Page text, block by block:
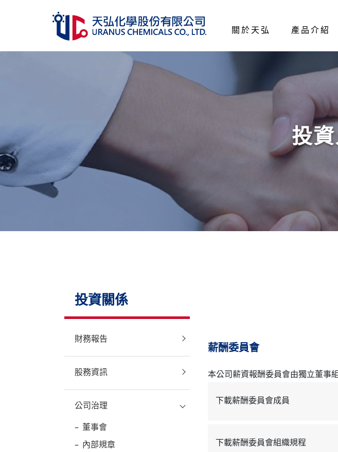
關於天弘
企業永續
關於天弘 產品介紹
投
投資關係
財務報告
股務資訊
公司治理
董事會
內部規章
薪酬委員會
本公司薪資報酬委員會由獨立董事
下載薪酬委員會成員
下載薪酬委員會組織規程